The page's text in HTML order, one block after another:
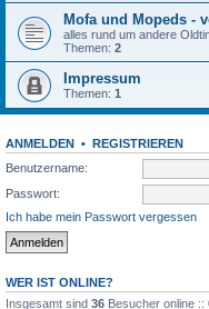
Mofa und Mopeds -
alles rund um andere
Themen: 2
Impressum
Themen: 1
ANMELDEN • REGISTRIEREN
Benutzername:
Passwort:
Ich habe mein Passwort vergessen
WER IST ONLINE?
Insgesamt sind 36 Besucher online ::